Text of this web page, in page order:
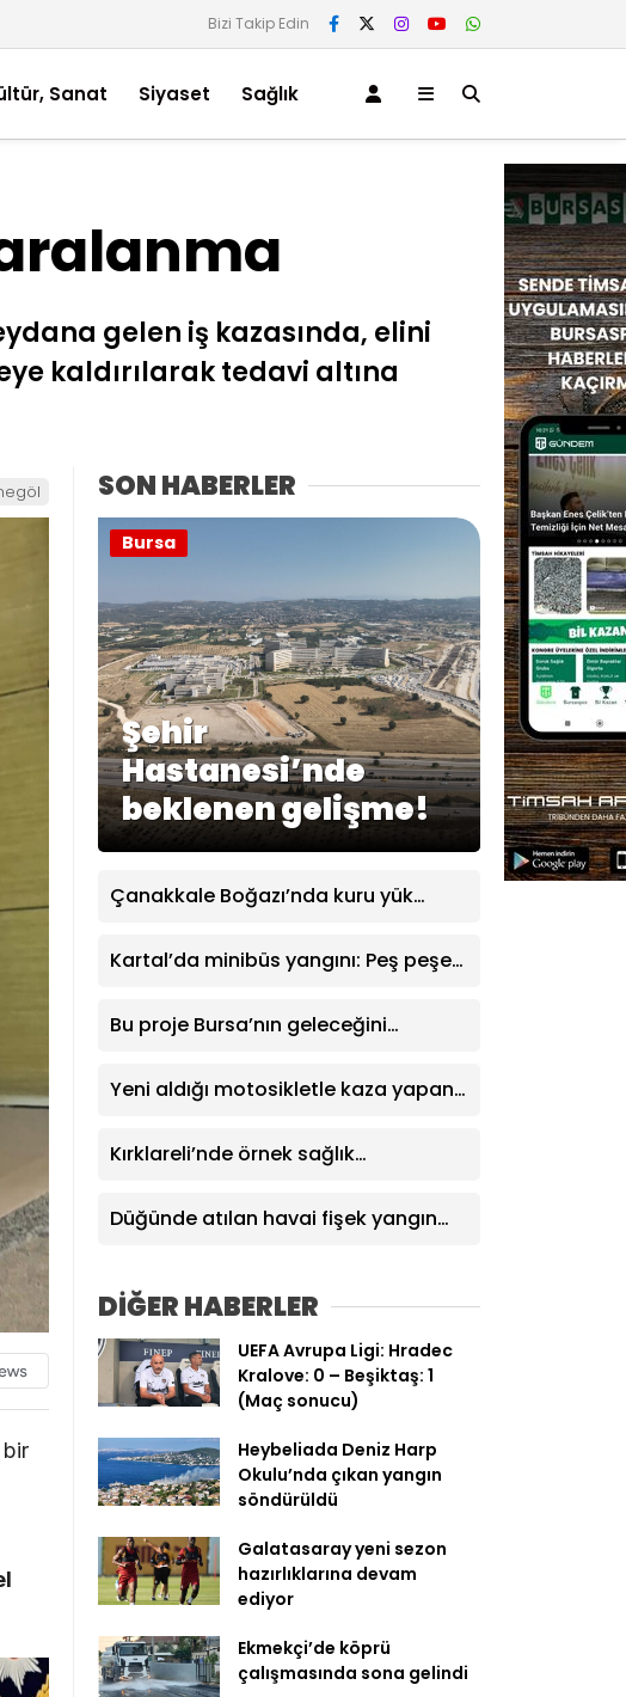
Bizi Takip Edin
Sanat Siyaset Sağlık
gelen iş kazasında, elini
kaldırılarak tedavi altına
SON HABERLER
Şehir
Hastanesi’nde
beklenen gelişme!
Bursa
Çanakkale Boğazı’nda kuru yük
Kartal’da minibüs yangını: Peş peşe
Bu proje Bursa’nın geleceğini
Yeni aldığı motosikletle kaza yapan
kamerada
Kırklareli’nde örnek sağlık
hava ambulansıyla Ankara’ya sevk
edildi
Düğünde atılan havai fişek yangın
DİĞER HABERLER
UEFA Avrupa Ligi: Hradec
Kralove: 0 – Beşiktaş: 1
(Maç sonucu)
Heybeliada Deniz Harp
Okulu’nda çıkan yangın
söndürüldü
Galatasaray yeni sezon
hazırlıklarına devam
ediyor
Ekmekçi’de köprü
çalışmasında sona gelindi